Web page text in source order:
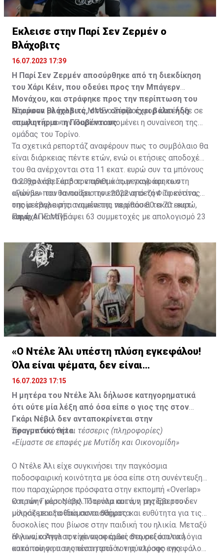
Η δημοσίευση κοινοποιήθηκε από το χρήστη サンフレッチェ
Έκλεισε στην Παρί Σεν Ζερμέν ο
Βλάχοβιτς
16.07.2023 17:39
Η Παρί Σεν Ζερμέν αποσύρθηκε από τη διεκδίκηση
του Χάρι Κέιν, που οδεύει προς την Μπάγερν
Μονάχου, και στράφηκε προς την περίπτωση του
Ντούσαν Βλάχοβιτς, στον οποίο έχει βάλει ήδη
«πωλητήριο» η Γιουβέντους.
Σύμφωνα με γαλλικά ΜΜΕ ο Σέρβος φορ κατέληξε σε
συμφωνία με την Παρί και απομένει η συναίνεση της
ομάδας του Τορίνο.
Τα σχετικά ρεπορτάζ αναφέρουν πως το συμβόλαιο θα
είναι διάρκειας πέντε ετών, ενώ οι ετήσιες αποδοχές
του θα ανέρχονται στα 11 εκατ. ευρώ συν τα μπόνους
που θα λάβει από τον αριθμό των γκολ και των
αγώνων που θα παίξει την επόμενη σεζόν. Το κόστος
της μεταγραφής αναμένεται να φθάσει τα 70 εκατ.
ευρώ.
Ο 23χρονος Σέρβος επιθετικός μεταγράφηκε στη
«Γιούβε» τον Ιανουάριο του 2022 από τη Φιορεντίνα, η
οποία έβαλε στα ταμεία της περίπου 80 εκατ. ευρώ,
και έχει καταγράψει 63 συμμετοχές με απολογισμό 23
Πηγή: ΑΠΕ ΜΠΕ
«Ο Ντέλε Άλι υπέστη πλύση εγκεφάλου!
Όλα είναι ψέματα, δεν είναι
υιοθετημένος»
16.07.2023 17:15
Η μητέρα του Ντέλε Άλι δήλωσε κατηγορηματικά
ότι ούτε μία λέξη από όσα είπε ο γιος της στον
Γκάρι Νέβιλ δεν ανταποκρίνεται στην
πραγματικότητα.
Έφυγαν δύο, θέλει τέσσερις (πληροφορίες)
«Είμαστε σε επαφές με Μυτίδη και Οικονομίδη»
Ο Ντέλε Άλι είχε συγκινήσει την παγκόσμια
ποδοσφαιρική κοινότητα με όσα είπε στη συνέντευξη
που παραχώρησε πρόσφατα στην εκπομπή «Overlap»
και τον Γκάρι Νέβιλ. Παρόλα αυτά, η μητέρα του δεν
μοιράζεται τα ίδια συναισθήματα.
Ο πρώην μέσος της Τότεναμ και νυν της Έβερτον
μίλησε με αξιοθαύμαστο θάρρος και ευθύτητα για τις
δυσκολίες που βίωσε στην παιδική του ηλικία. Μεταξύ
άλλων, ο Άγγλος είχε αναφερθεί στη σεξουαλική
κακοποίηση που υπέστη από τον σύντροφο της
Η γυναίκα που τον γέννησε όμως θεωρεί ότι τα λόγια
αυτά του γιου της είναι προϊόν της πλύσης εγκεφάλου